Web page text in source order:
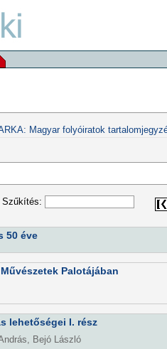
Magyar folyóiratok
Szűkítés:
50 éve
Palotájában
lehetőségei I. rész
Bejó László